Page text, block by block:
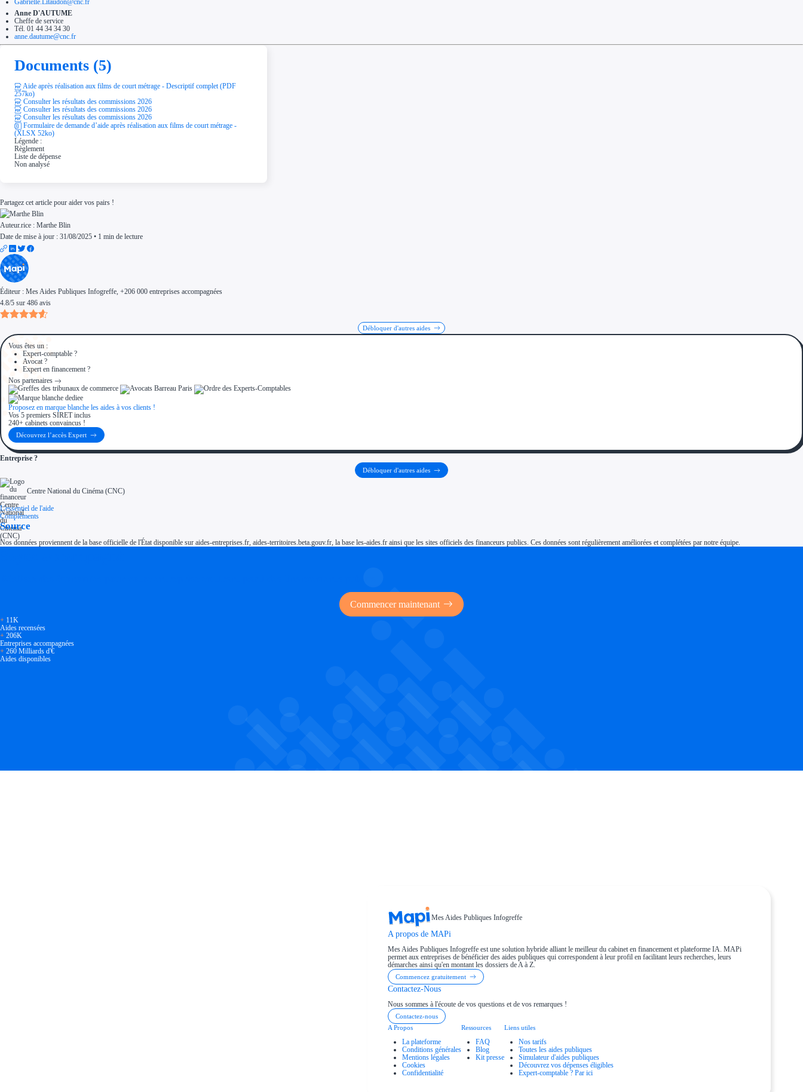
Anne D'AUTUME
Cheffe de service
Tél. 01 44 34 34 30
anne.dautume@cnc.fr
Documents (5)
Aide après réalisation aux films de court métrage - Descriptif complet (PDF
257ko)
Consulter les résultats des commissions 2026
Consulter les résultats des commissions 2026
Consulter les résultats des commissions 2026
Formulaire de demande d’aide après réalisation aux films de court métrage -
(XLSX 52ko)
Légende :
Règlement
Liste de dépense
Non analysé
Partagez cet article pour aider vos pairs !
Auteur.rice : Marthe Blin
Date de mise à jour : 31/08/2025 • 1 min de lecture
Éditeur : Mes Aides Publiques Infogreffe, +206 000 entreprises accompagnées
4.8/5 sur 486 avis
Débloquer d'autres aides
Vous êtes un :
Expert-comptable ?
Avocat ?
Expert en financement ?
Nos partenaires
Proposez en marque blanche les aides à vos clients !
Vos 5 premiers SIRET inclus
240+ cabinets convaincus !
Découvrez l’accès Expert
Entreprise ?
Débloquer d'autres aides
Centre National du Cinéma (CNC)
L'essentiel de l'aide
Compléments
Source
Nos données proviennent de la base officielle de l'État disponible sur aides-entreprises.fr, aides-territoires.beta.gouv.fr, la base les-aides.fr ainsi que les sites officiels des financeurs publics. Ces données sont régulièrement améliorées et complétées par notre équipe.
Commencer maintenant
+ 11K
Aides recensées
+ 206K
Entreprises accompagnées
+ 260 Milliards d'€
Aides disponibles
Mes Aides Publiques Infogreffe
A propos de MAPi
Mes Aides Publiques Infogreffe est une solution hybride alliant le meilleur du cabinet en financement et plateforme IA. MAPi
permet aux entreprises de bénéficier des aides publiques qui correspondent à leur profil en facilitant leurs recherches, leurs
démarches ainsi qu'en montant les dossiers de A à Z.
Commencez gratuitement
Contactez-Nous
Nous sommes à l'écoute de vos questions et de vos remarques !
Contactez-nous
A Propos
La plateforme
Conditions générales
Mentions légales
Cookies
Confidentialité
Ressources
FAQ
Blog
Kit presse
Liens utiles
Nos tarifs
Toutes les aides publiques
Simulateur d'aides publiques
Découvrez vos dépenses éligibles
Expert-comptable ? Par ici